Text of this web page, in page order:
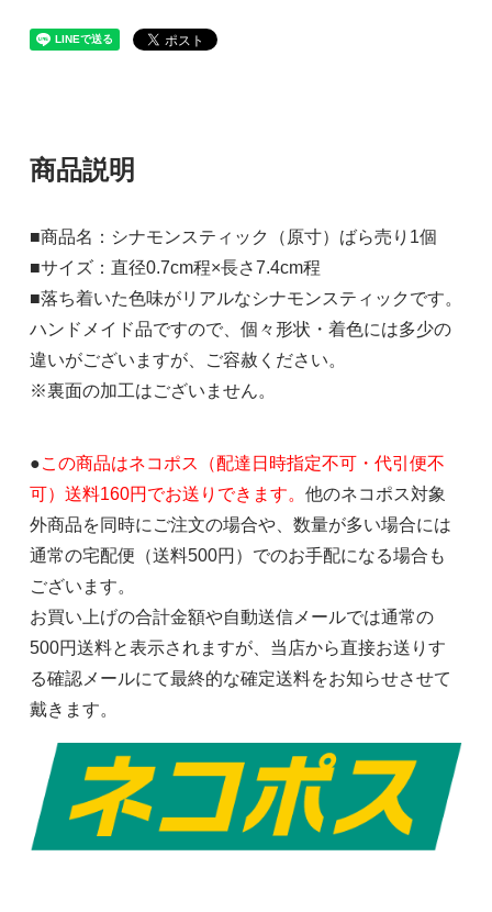
商品説明
■商品名：シナモンスティック（原寸）ばら売り1個
■サイズ：直径0.7cm程×長さ7.4cm程
■落ち着いた色味がリアルなシナモンスティックです。
ハンドメイド品ですので、個々形状・着色には多少の
違いがございますが、ご容赦ください。
※裏面の加工はございません。
●この商品はネコポス（配達日時指定不可・代引便不
可）送料160円でお送りできます。 他のネコポス対象
外商品を同時にご注文の場合や、数量が多い場合には
通常の宅配便（送料500円）でのお手配になる場合も
ございます。
お買い上げの合計金額や自動送信メールでは通常の
500円送料と表示されますが、当店から直接お送りす
る確認メールにて最終的な確定送料をお知らせさせて
戴きます。